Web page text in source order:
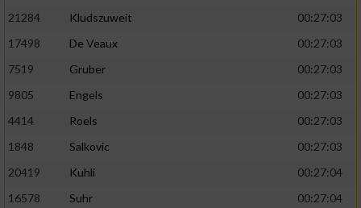
21284
Kludszuweit
00:27:03
17498
De Veaux
00:27:03
7519
Gruber
00:27:03
9805
Engels
00:27:03
4414
Roels
00:27:03
1848
Salkovic
00:27:03
20419
Kuhli
00:27:04
16578
Suhr
00:27:04